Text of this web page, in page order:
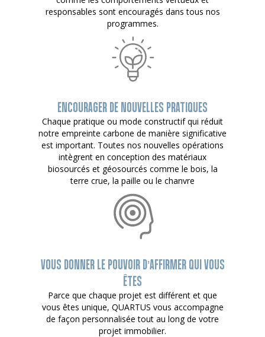
responsables sont encouragés dans tous nos
programmes.
ENCOURAGER DE NOUVELLES PRATIQUES
Chaque pratique ou mode constructif qui réduit
notre empreinte carbone de manière significative
est important. Toutes nos nouvelles opérations
intègrent en conception des matériaux
biosourcés et géosourcés comme le bois, la
terre crue, la paille ou le chanvre
VOUS DONNER LE POUVOIR D’AFFIRMER QUI VOUS
ÊTES
Parce que chaque projet est différent et que
vous êtes unique, QUARTUS vous accompagne
de façon personnalisée tout au long de votre
projet immobilier.